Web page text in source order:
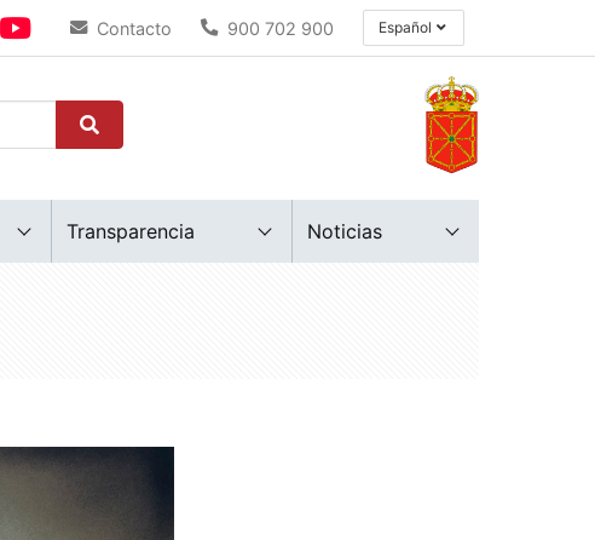
Contacto 900 702 900 Español
Transparencia Noticias